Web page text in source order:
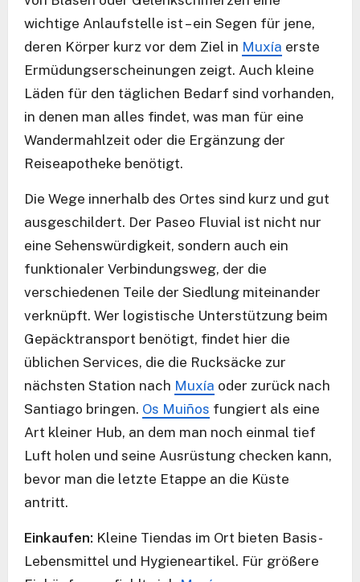
wichtige Anlaufstelle ist – ein Segen für jene,
deren Körper kurz vor dem Ziel in Muxía erste
Ermüdungserscheinungen zeigt. Auch kleine
Läden für den täglichen Bedarf sind vorhanden,
in denen man alles findet, was man für eine
Wandermahlzeit oder die Ergänzung der
Reiseapotheke benötigt.
Die Wege innerhalb des Ortes sind kurz und gut
ausgeschildert. Der Paseo Fluvial ist nicht nur
eine Sehenswürdigkeit, sondern auch ein
funktionaler Verbindungsweg, der die
verschiedenen Teile der Siedlung miteinander
verknüpft. Wer logistische Unterstützung beim
Gepäcktransport benötigt, findet hier die
üblichen Services, die die Rucksäcke zur
nächsten Station nach Muxía oder zurück nach
Santiago bringen. Os Muiños fungiert als eine
Art kleiner Hub, an dem man noch einmal tief
Luft holen und seine Ausrüstung checken kann,
bevor man die letzte Etappe an die Küste
antritt.
Einkaufen: Kleine Tiendas im Ort bieten Basis-
Lebensmittel und Hygieneartikel. Für größere